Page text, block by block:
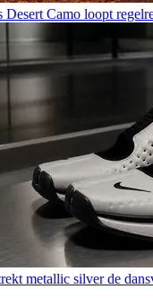
Desert Camo loopt
metallic silver de